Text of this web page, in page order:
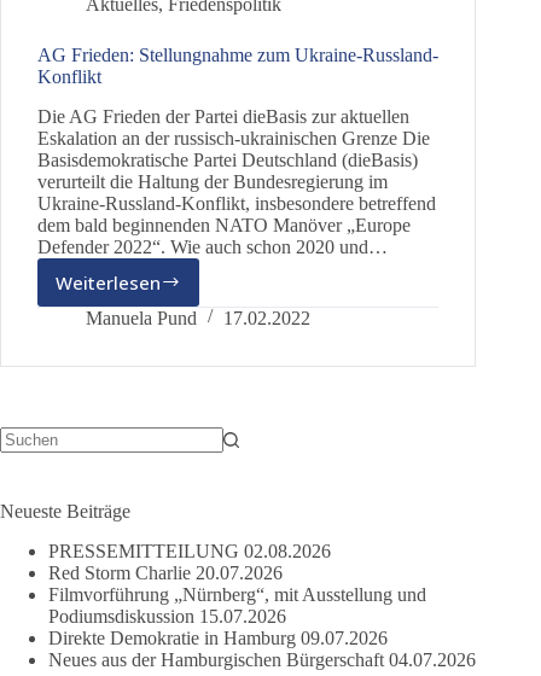
Aktuelles, Friedenspolitik
AG Frieden: Stellungnahme zum Ukraine-Russland-
Konflikt
Die AG Frieden der Partei dieBasis zur aktuellen
Eskalation an der russisch-ukrainischen Grenze Die
Basisdemokratische Partei Deutschland (dieBasis)
verurteilt die Haltung der Bundesregierung im
Ukraine-Russland-Konflikt, insbesondere betreffend
dem bald beginnenden NATO Manöver „Europe
Defender 2022“. Wie auch schon 2020 und…
Weiterlesen
AG
Frieden:
zum
Manuela Pund 17.02.2022
Neueste Beiträge
PRESSEMITTEILUNG 02.08.2026
Red Storm Charlie 20.07.2026
Filmvorführung „Nürnberg“, mit Ausstellung und
Podiumsdiskussion 15.07.2026
Direkte Demokratie in Hamburg 09.07.2026
Neues aus der Hamburgischen Bürgerschaft 04.07.2026